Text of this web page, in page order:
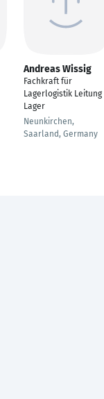
Andreas Wissig
Fachkraft für
Lagerlogistik Leitung
Lager
Neunkirchen,
Saarland, Germany